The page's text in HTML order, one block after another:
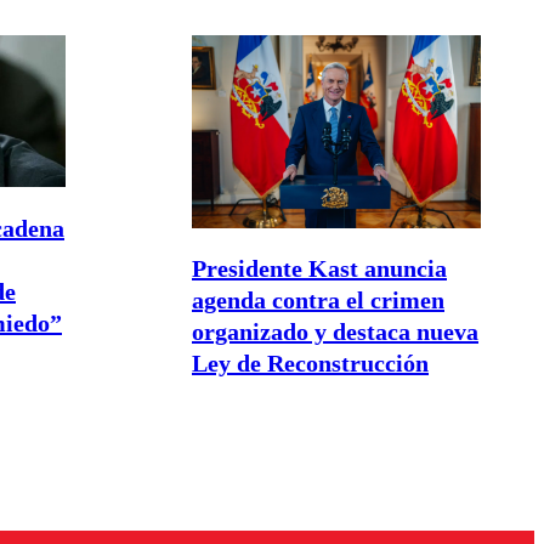
Presidente Kast anuncia
agenda contra el crimen
organizado y destaca nueva
Ley de Reconstrucción